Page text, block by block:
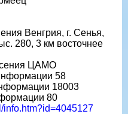
Венгрия, г. Сенья,
280, 3 км восточнее
ЦАМО
58
18003
80
info.htm?id=4045127